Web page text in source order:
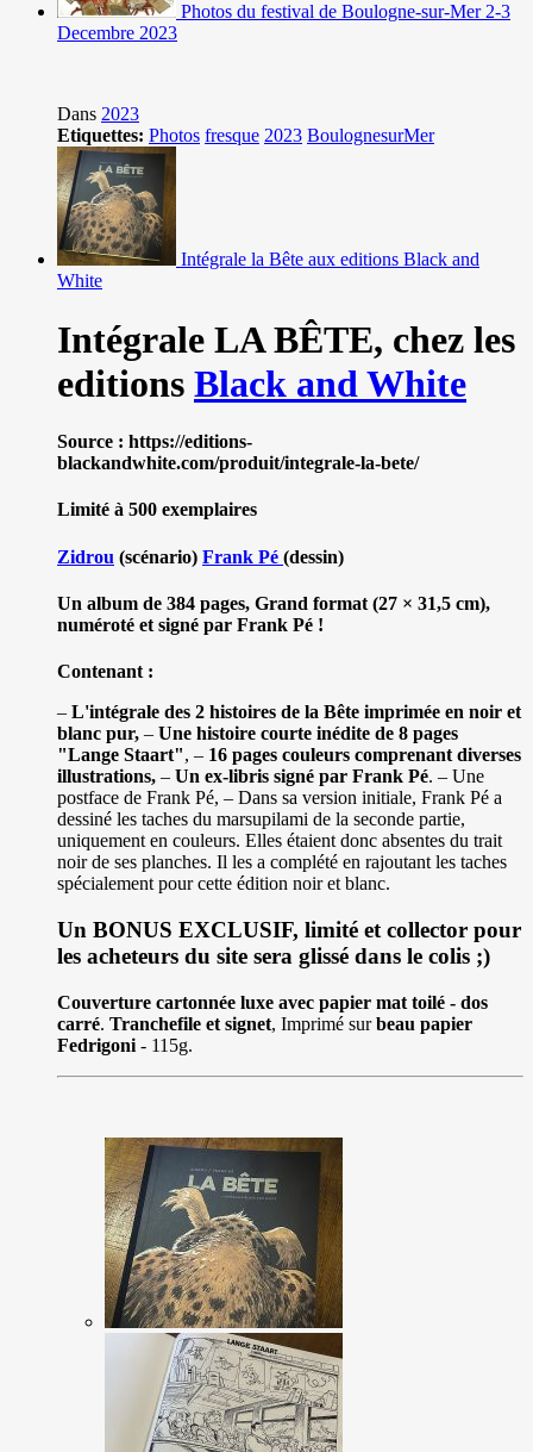
Photos du festival de Boulogne-sur-Mer 2-3
Decembre 2023
Dans 2023
Etiquettes: Photos fresque 2023 BoulognesurMer
Intégrale la Bête aux editions Black and
White
Intégrale LA BÊTE, chez les
editions Black and White
Source : https://editions-
blackandwhite.com/produit/integrale-la-bete/
Limité à 500 exemplaires
Zidrou (scénario) Frank Pé (dessin)
Un album de 384 pages, Grand format (27 × 31,5 cm),
numéroté et signé par Frank Pé !
Contenant :
– L'intégrale des 2 histoires de la Bête imprimée en noir et
blanc pur, – Une histoire courte inédite de 8 pages
"Lange Staart", – 16 pages couleurs comprenant diverses
illustrations, – Un ex-libris signé par Frank Pé. – Une
postface de Frank Pé, – Dans sa version initiale, Frank Pé a
dessiné les taches du marsupilami de la seconde partie,
uniquement en couleurs. Elles étaient donc absentes du trait
noir de ses planches. Il les a complété en rajoutant les taches
spécialement pour cette édition noir et blanc.
Un BONUS EXCLUSIF, limité et collector pour
les acheteurs du site sera glissé dans le colis ;)
Couverture cartonnée luxe avec papier mat toilé - dos
carré. Tranchefile et signet, Imprimé surbeau papier
Fedrigoni - 115g.